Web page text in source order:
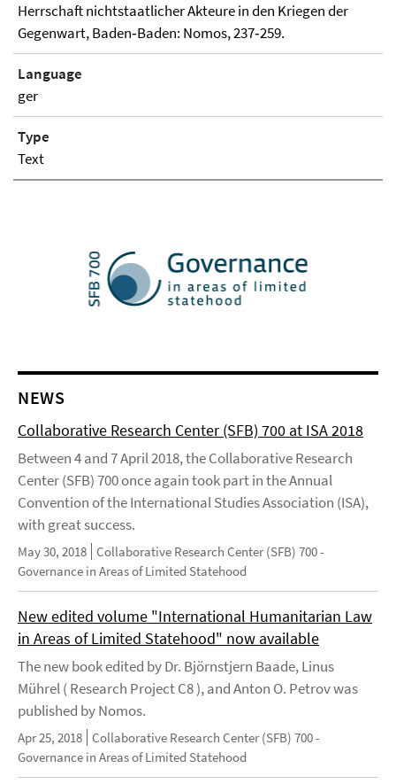
Herrschaft nichtstaatlicher Akteure in den Kriegen der
Gegenwart, Baden‐Baden: Nomos, 237‐259.
Language
ger
Type
Text
NEWS
Collaborative Research Center (SFB) 700 at ISA 2018
Between 4 and 7 April 2018, the Collaborative Research
Center (SFB) 700 once again took part in the Annual
Convention of the International Studies Association (ISA),
with great success.
May 30, 2018 Collaborative Research Center (SFB) 700 -
Governance in Areas of Limited Statehood
New edited volume "International Humanitarian Law
in Areas of Limited Statehood" now available
The new book edited by Dr. Björnstjern Baade, Linus
Mührel ( Research Project C8 ), and Anton O. Petrov was
published by Nomos.
Apr 25, 2018 Collaborative Research Center (SFB) 700 -
Governance in Areas of Limited Statehood